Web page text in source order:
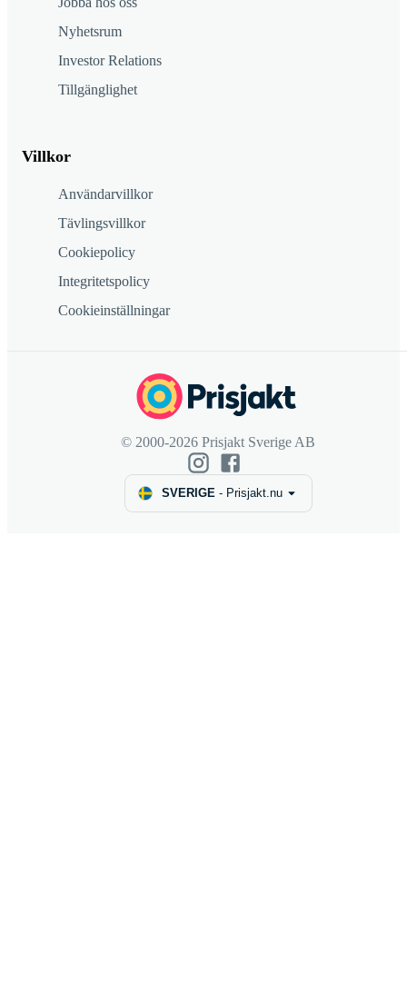
Nyhetsrum
Investor Relations
Tillgänglighet
Villkor
Användarvillkor
Tävlingsvillkor
Cookiepolicy
Integritetspolicy
Cookieinställningar
© 2000-2026 Prisjakt Sverige AB
SVERIGE- Prisjakt.nu